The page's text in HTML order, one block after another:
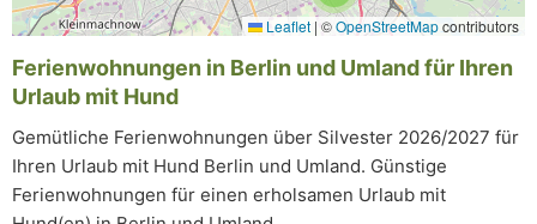
Leaflet | ©OpenStreetMapcontributors
Ferienwohnungen in Berlin und Umland für Ihren
Urlaub mit Hund
Gemütliche Ferienwohnungen über Silvester 2026/2027 für
Ihren Urlaub mit Hund Berlin und Umland. Günstige
Ferienwohnungen für einen erholsamen Urlaub mit